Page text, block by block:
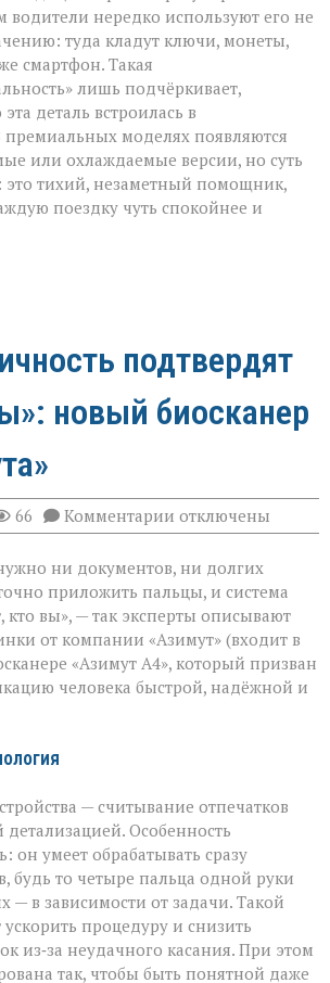
водители нередко используют его не
туда кладут ключи, монеты,
смартфон. Такая
лишь подчёркивает,
деталь встроилась в
премиальных моделях появляются
или охлаждаемые версии, но суть
это тихий, незаметный помощник,
поездку чуть спокойнее и
подтвердят
новый биосканер
66 Комментарии к
записи
личность
подтвердят
за
секунды»:
новый
биосканер
от
«Азимута»
отключены
ни документов, ни долгих
приложить пальцы, и система
кто вы», — так эксперты описывают
от компании «Азимут» (входит в
«Азимут А4», который призван
человека быстрой, надёжной и
— считывание отпечатков
детализацией. Особенность
он умеет обрабатывать сразу
будь то четыре пальца одной руки
— в зависимости от задачи. Такой
процедуру и снизить
из‑за неудачного касания. При этом
так, чтобы быть понятной даже